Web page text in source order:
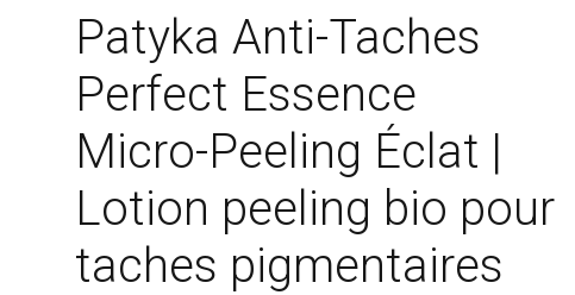
Patyka Anti-Taches
Perfect Essence
Micro-Peeling Éclat |
Lotion peeling bio pour
taches pigmentaires